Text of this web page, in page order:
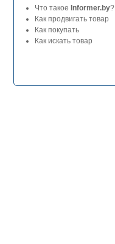
Что такое Informer.by?
Как продвигать товар
Как покупать
Как искать товар